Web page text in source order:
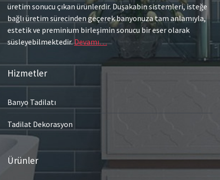
üretim sonucu çıkan ürünlerdir. Duşakabin sistemleri, isteğe
bağlı üretim sürecinden geçerek banyonuza tam anlamıyla,
estetik ve preminium birleşimin sonucu bir eser olarak
süsleyebilmektedir.Devamı…
Hizmetler
Banyo Tadilatı
Tadilat Dekorasyon
Ürünler